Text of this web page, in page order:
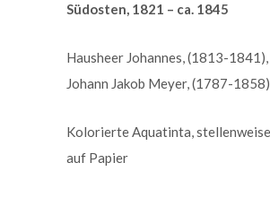
Südosten, 1821 – ca. 1845
Hausheer Johannes, (1813-
Johann Jakob Meyer, (1787-
Kolorierte Aquatinta,
auf Papier